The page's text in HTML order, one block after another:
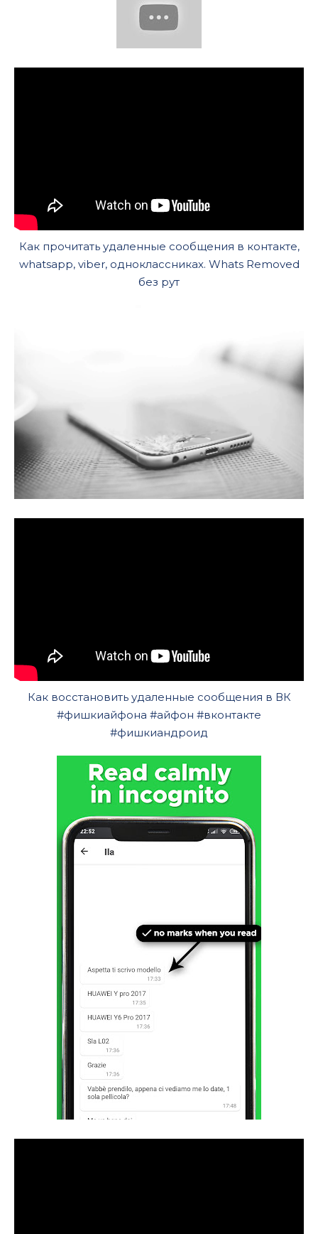
Как прочитать удаленные сообщения в контакте,
whatsapp, viber, одноклассниках. Whats Removed
без рут
Как восстановить удаленные сообщения в ВК
#фишкиайфона #айфон #вконтакте
#фишкиандроид